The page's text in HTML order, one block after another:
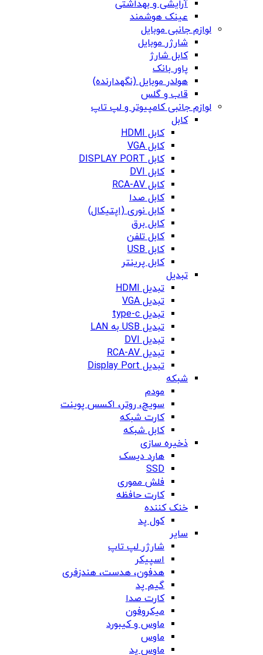
آرایشی و بهداشتی
عینک هوشمند
لوازم جانبی موبایل
شارژر موبایل
کابل شارژ
پاور بانک
هولدر موبایل (نگهدارنده)
قاب و گلس
لوازم جانبی کامپیوتر و لپ تاپ
کابل
کابل HDMI
کابل VGA
کابل DISPLAY PORT
کابل DVI
کابل RCA-AV
کابل صدا
کابل نوری (اپتیکال)
کابل برق
کابل تلفن
کابل USB
کابل پرینتر
تبدیل
تبدیل HDMI
تبدیل VGA
تبدیل type-c
تبدیل USB به LAN
تبدیل DVI
تبدیل RCA-AV
تبدیل Display Port
شبکه
مودم
سویچ، روتر، اکسس پوینت
کارت شبکه
کابل شبکه
ذخیره سازی
هارد دیسک
SSD
فلش مموری
کارت حافظه
خنک کننده
کول پد
سایر
شارژر لپ تاپ
اسپیکر
هدفون، هدست، هندزفری
گیم پد
کارت صدا
میکروفون
ماوس و کیبورد
ماوس
ماوس پد